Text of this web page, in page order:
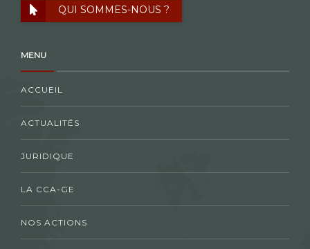
QUI SOMMES-NOUS ?
MENU
ACCUEIL
ACTUALITÉS
JURIDIQUE
LA CCA-GE
NOS ACTIONS